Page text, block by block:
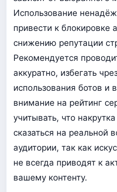
Использование
привести к блокировке
снижению репутации
Рекомендуется
аккуратно, избегать
использования ботов и
внимание на рейтинг
учитывать, что
сказаться на реальной
аудитории, так как
не всегда приводят к
вашему контенту.